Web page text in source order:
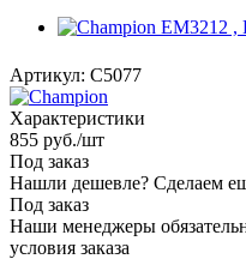
Артикул: C5077
Характеристики
855 руб./шт
Под заказ
Нашли дешевле? Сделаем
Под заказ
Наши менеджеры
условия заказа